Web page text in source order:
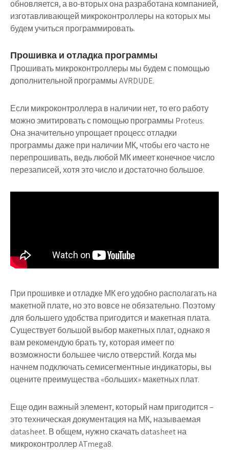
обновляется, а во-вторых она разработана компанией,
изготавливающей микроконтроллеры на которых мы
будем учиться программировать.
Прошивка и отладка программы
Прошивать микроконтроллеры мы будем с помощью
дополнительной программы AVRDUDE.
Если микроконтроллера в наличии нет, то его работу
можно эмитировать с помощью программы Proteus.
Она значительно упрощает процесс отладки
программы даже при наличии МК, чтобы его часто не
перепрошивать, ведь любой МК имеет конечное число
перезаписей, хотя это число и достаточно большое.
При прошивке и отладке МК его удобно располагать на
макетной плате, но это вовсе не обязательно. Поэтому
для большего удобства пригодится и макетная плата.
Существует большой выбор макетных плат, однако я
вам рекомендую брать ту, которая имеет по
возможности большее число отверстий. Когда мы
начнем подключать семисегментные индикаторы, вы
оцените преимущества «больших» макетных плат.
Еще один важный элемент, который нам пригодится –
это техническая документация на МК, называемая
datasheet. В общем, нужно скачать datasheet на
микроконтроллер ATmega8.